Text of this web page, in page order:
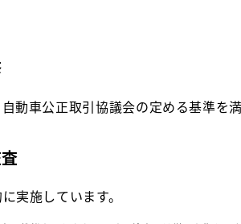
動車公正取引協議会の定める基準を
実施しています。